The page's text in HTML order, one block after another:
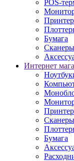
POS-
Бумага
Сканеры
Интернет
Сканеры
Бумага